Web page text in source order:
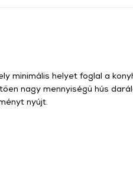
minimális helyet foglal a
nagy mennyiségű hús
nyújt.